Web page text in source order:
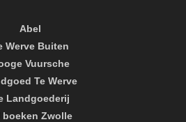
Abel
Werve Buiten
Vuursche
Te Werve
Landgoederij
boeken Zwolle